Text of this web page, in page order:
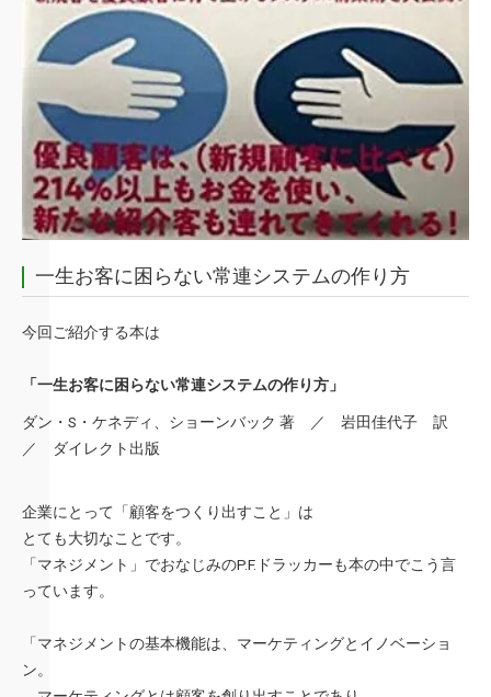
一生お客に困らない常連システムの作り方
今回ご紹介する本は
「一生お客に困らない常連システムの作り方」
ダン・S・ケネディ、ショーンバック 著 ／ 岩田佳代子 訳
／ ダイレクト出版
企業にとって「顧客をつくり出すこと」は
とても大切なことです。
「マネジメント」でおなじみのP.F.ドラッカーも本の中でこう言
っています。
「マネジメントの基本機能は、マーケティングとイノベーショ
ン。